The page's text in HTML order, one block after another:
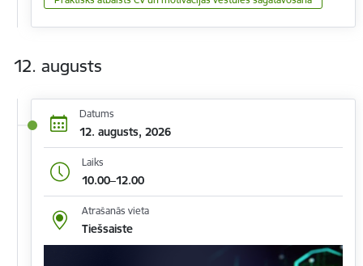
12. augusts
Datums
12. augusts, 2026
Laiks
10.00–12.00
Atrašanās vieta
Tiešsaiste